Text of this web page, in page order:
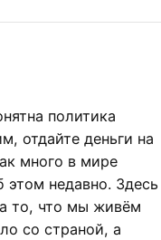
политика
отдайте деньги на
много в мире
этом недавно. Здесь
то, что мы живём
со страной, а